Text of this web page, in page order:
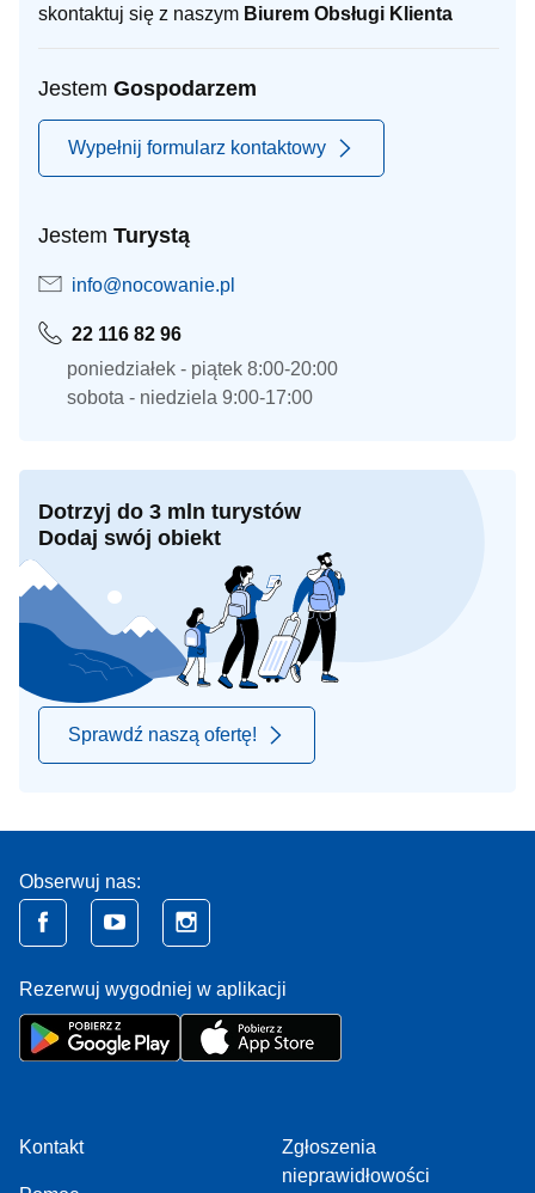
skontaktuj się z naszym Biurem Obsługi Klienta
Jestem Gospodarzem
Wypełnij formularz kontaktowy
Jestem Turystą
info@nocowanie.pl
22 116 82 96
poniedziałek - piątek 8:00-20:00
sobota - niedziela 9:00-17:00
Dotrzyj do 3 mln turystów
Dodaj swój obiekt
Sprawdź naszą ofertę!
Obserwuj nas:
Rezerwuj wygodniej w aplikacji
Kontakt
Zgłoszenia
nieprawidłowości